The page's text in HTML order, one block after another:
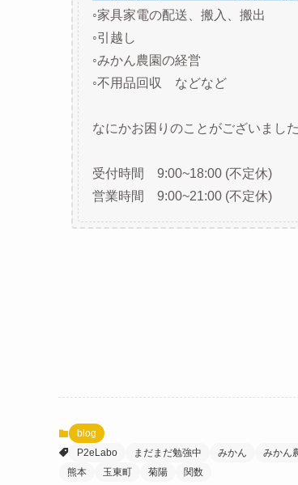
◦家具家電の配送、搬入、搬出
◦引越し
◦みかん農園の経営
◦不用品回収 などなど
なにかお困りのことがございまし
受付時間 9:00~18:00 (不定休)
営業時間 9:00~21:00 (不定休)
blog
P2eLabo
まだまだ勉強中 みかん みかん
熊本
玉東町 菊陽 関数